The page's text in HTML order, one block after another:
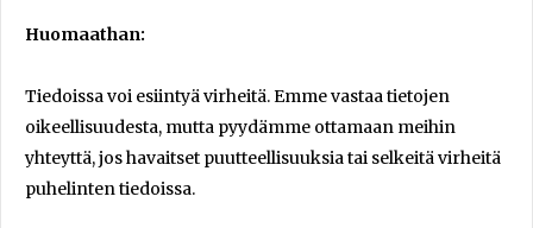
Huomaathan:
Tiedoissa voi esiintyä virheitä. Emme vastaa tietojen
oikeellisuudesta, mutta pyydämme ottamaan meihin
yhteyttä, jos havaitset puutteellisuuksia tai selkeitä virheitä
puhelinten tiedoissa.